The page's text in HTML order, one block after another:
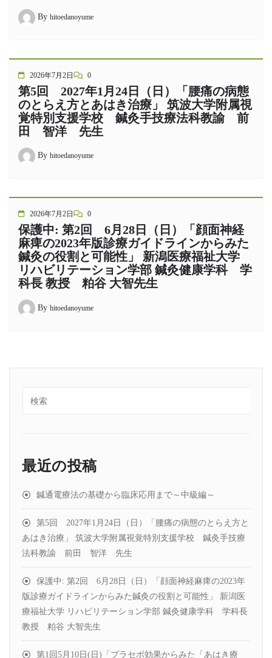
By hitoedanoyume
2026年7月2日 0
第5回 2027年1月24日（日）「腰痛の病態
のとらえ方とあはき治療」 筑波大学附属視
覚特別支援学校 鍼灸手技療法科教諭 前
田 智洋 先生
By hitoedanoyume
2026年7月2日 0
保護中: 第2回 6月28日（日）「顔面神経
麻痺の2023年版診療ガイドラインからみた
鍼灸の役割と可能性」 新潟医療福祉大学
リハビリテーション学部 鍼灸健康学科 学
科長 教授 粕谷 大智先生
By hitoedanoyume
最近の投稿
鍼通電療法の基礎から臨床応用まで～中級編～
第5回 2027年1月24日（日）「腰痛の病態のとらえ方と
あはき治療」 筑波大学附属視覚特別支援学校 鍼灸手技療
法科教諭 前田 智洋 先生
保護中: 第2回 6月28日（日）「顔面神経麻痺の2023年
版診療ガイドラインからみた鍼灸の役割と可能性」 新潟医
療福祉大学 リハビリテーション学部 鍼灸健康学科 学科長
教授 粕谷 大智先生
第1回5月10日(日)「プラセボ効果からみた「あはき療